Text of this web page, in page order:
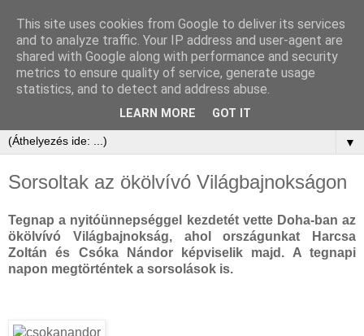
▼
Sorsoltak az ökölvívó Világbajnokságon
Tegnap a nyitóünnepséggel kezdetét vette Doha-ban az
ökölvívó Világbajnokság, ahol országunkat Harcsa
Zoltán és Csóka Nándor képviselik majd. A tegnapi
napon megtörténtek a sorsolások is.
This site uses cookies from Google to deliver its services
and to analyze traffic. Your IP address and user-agent are
shared with Google along with performance and security
metrics to ensure quality of service, generate usage
statistics, and to detect and address abuse.
LEARN MORE GOT IT